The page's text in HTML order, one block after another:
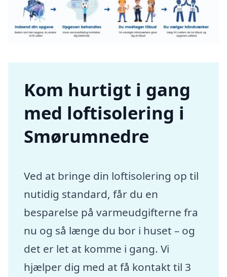
Kom hurtigt i gang
med loftisolering i
Smørumnedre
Ved at bringe din loftisolering op til
nutidig standard, får du en
besparelse på varmeudgifterne fra
nu og så længe du bor i huset – og
det er let at komme i gang. Vi
hjælper dig med at få kontakt til 3